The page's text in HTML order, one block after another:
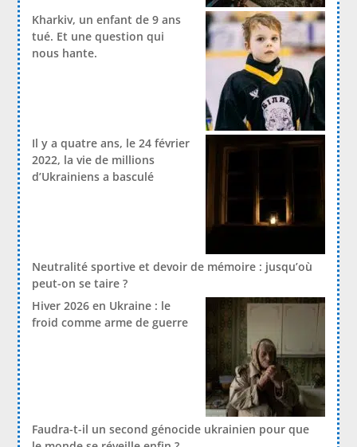
Kharkiv, un enfant de 9 ans
tué. Et une question qui
nous hante.
Il y a quatre ans, le 24 février
2022, la vie de millions
d’Ukrainiens a basculé
Neutralité sportive et devoir de mémoire : jusqu’où
peut-on se taire ?
Hiver 2026 en Ukraine : le
froid comme arme de guerre
Faudra-t-il un second génocide ukrainien pour que